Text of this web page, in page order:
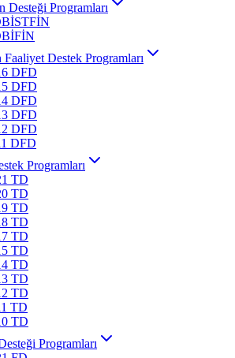
Desteği Programları
Destek Programları
DFD
DFD
DFD
DFD
DFD
DFD
Programları
TD
TD
TD
TD
TD
TD
TD
TD
TD
TD
TD
Programları